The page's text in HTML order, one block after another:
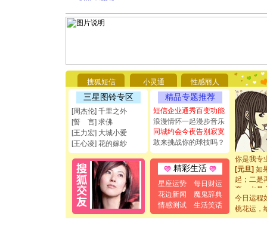
搜狐短信 小灵通 性感丽人
三星图铃专区
[周杰伦] 千里之外
[誓 言] 求佛
[王力宏] 大城小爱
[王心凌] 花的嫁纱
精品专题推荐
短信企业通秀百变功能
浪漫情怀一起漫步音乐
同城约会今夜告别寂寞
敢来挑战你的球技吗？
精彩生活
星座运势
每日财运
花边新闻
魔鬼辞典
情感测试
生活笑话
你太多，
要平安！
[圣诞节]
能正大光
都要快乐
[圣诞节]
如意,快
[元旦]看
断电。爱
你是我专
[元旦] 如
起；二是
离。水晶
[元旦]当
泣，这痛
卖了。水
今日运程
桃花运，